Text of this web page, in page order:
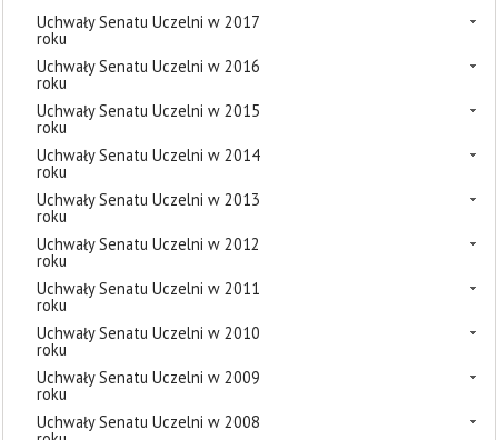
Uchwały Senatu Uczelni w 2017
roku
Uchwały Senatu Uczelni w 2016
roku
Uchwały Senatu Uczelni w 2015
roku
Uchwały Senatu Uczelni w 2014
roku
Uchwały Senatu Uczelni w 2013
roku
Uchwały Senatu Uczelni w 2012
roku
Uchwały Senatu Uczelni w 2011
roku
Uchwały Senatu Uczelni w 2010
roku
Uchwały Senatu Uczelni w 2009
roku
Uchwały Senatu Uczelni w 2008